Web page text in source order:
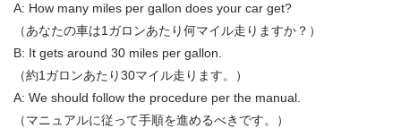
A: How many miles per gallon does your car get?
（あなたの車は1ガロンあたり何マイル走りますか？）
B: It gets around 30 miles per gallon.
（約1ガロンあたり30マイル走ります。）
A: We should follow the procedure per the manual.
（マニュアルに従って手順を進めるべきです。）